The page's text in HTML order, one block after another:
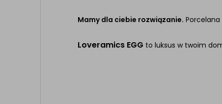
Mamy dla ciebie rozwiązanie.
Loveramics EGG to luksus w twoim